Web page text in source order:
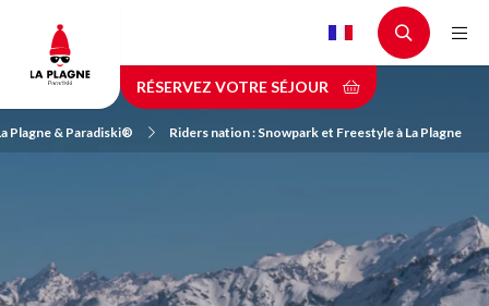
contenu
principal
RÉSERVEZ VOTRE SÉJOUR
Plagne & Paradiski® Riders nation : Snowpark et Freestyle à La Plagne